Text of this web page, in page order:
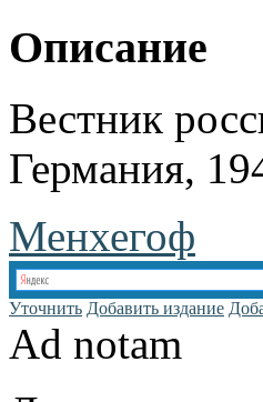
Описание
Вестник
Германия,
Менхегоф
Уточнить Добавить издание
Ad notam